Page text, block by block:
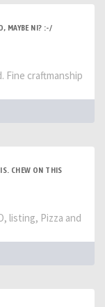
MAYBE NI? :-/
Fine craftmanship
CHEW ON THIS
listing, Pizza and